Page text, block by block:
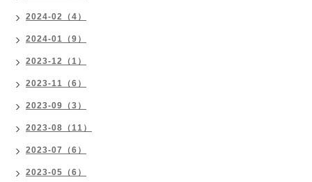
2024-02（4）
2024-01（9）
2023-12（1）
2023-11（6）
2023-09（3）
2023-08（11）
2023-07（6）
2023-05（6）